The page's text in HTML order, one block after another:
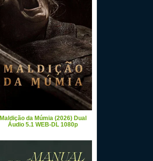
Maldição da Múmia (2026) Dual
Áudio 5.1 WEB-DL 1080p